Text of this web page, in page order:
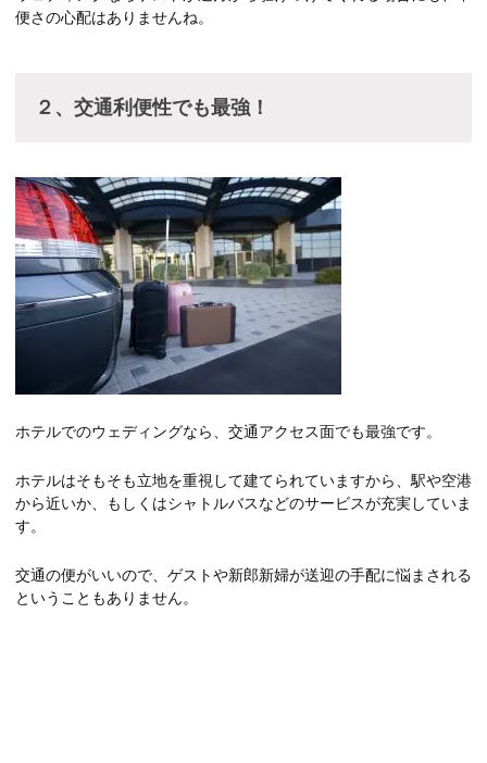
便さの心配はありませんね。
２、交通利便性でも最強！
ホテルでのウェディングなら、交通アクセス面でも最強です。
ホテルはそもそも立地を重視して建てられていますから、駅や空港
から近いか、もしくはシャトルバスなどのサービスが充実していま
す。
交通の便がいいので、ゲストや新郎新婦が送迎の手配に悩まされる
ということもありません。